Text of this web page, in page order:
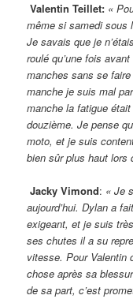
Valentin Teillet: «
même si samedi sous
Je savais que je
roulé qu’une fois
manches sans se faire
manche je suis mal
manche la fatigue
douzième. Je pense
moto, et je suis
bien sûr plus haut lors
Jacky Vimond: « Je
aujourd’hui. Dylan a
exigeant, et je suis
ses chutes il a su
vitesse. Pour Valentin
chose après sa
de sa part, c’est